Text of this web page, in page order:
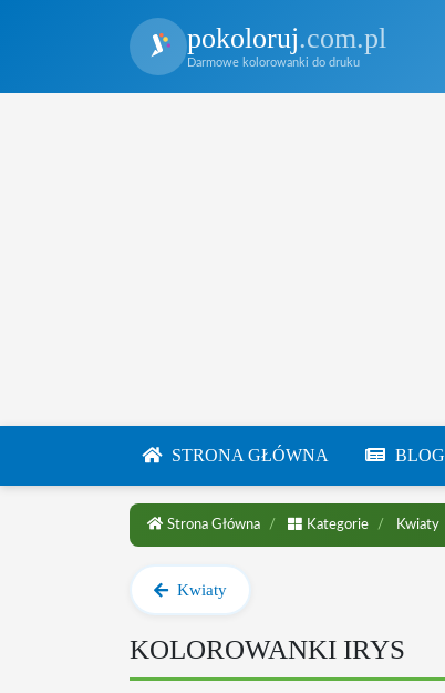
pokoloruj.com.pl
Darmowe kolorowanki do druku
STRONA GŁÓWNA BLOG
Strona Główna Kategorie Kwiaty
Kwiaty
KOLOROWANKI IRYS